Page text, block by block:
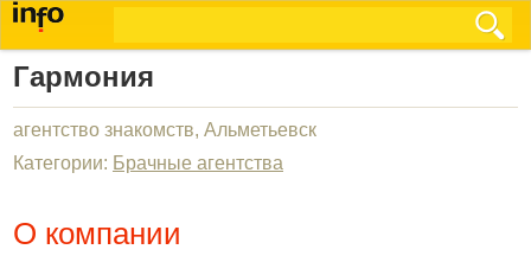
Гармония
агентство знакомств, Альметьевск
Категории: Брачные агентства
О компании